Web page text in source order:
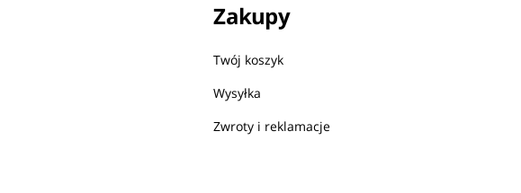
Zakupy
Twój koszyk
Wysyłka
Zwroty i reklamacje